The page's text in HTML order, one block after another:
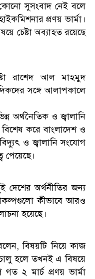
সুসংবাদ নেই বলে
প্রণয় ভার্মা।
চেষ্টা অব্যাহত রয়েছে
রাশেদ আল মাহমুদ
সঙ্গে আলাপকালে
অর্থনৈতিক ও জ্বালানি
করে বাংলাদেশ ও
ও জ্বালানি সংযোগ
পেয়েছে।
দেশের অর্থনীতির জন্য
কীভাবে আরও
হয়েছে।
বিষয়টি নিয়ে কাজ
হলে তখনই এ বিষয়ে
২ মার্চ প্রণয় ভার্মা